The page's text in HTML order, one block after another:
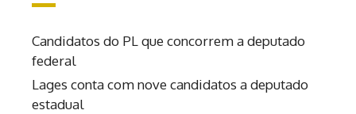
Candidatos do PL que concorrem a deputado
federal
Lages conta com nove candidatos a deputado
estadual